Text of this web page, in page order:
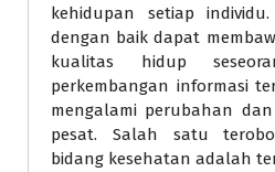
kehidupan setiap
dengan baik dapat
kualitas hidup
perkembangan informasi
mengalami perubahan
pesat. Salah satu
bidang kesehatan adalah